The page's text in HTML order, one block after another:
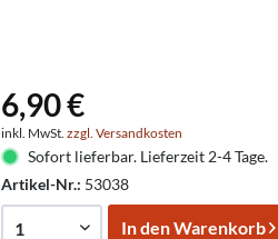
6,90 €
inkl. MwSt.zzgl. Versandkosten
Sofort lieferbar. Lieferzeit 2-4 Tage.
Artikel-Nr.: 53038
In denWarenkorb